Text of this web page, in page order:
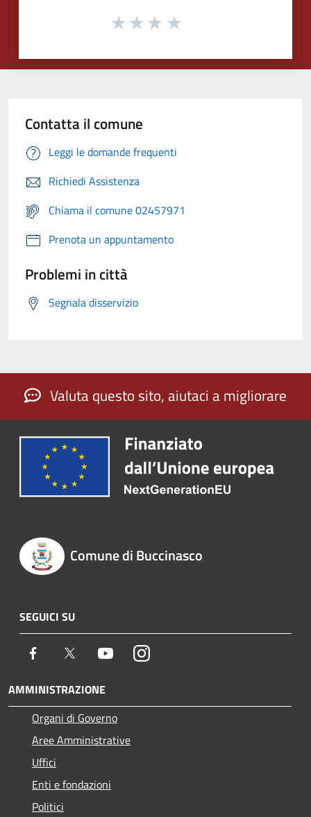
Contatta il comune
Leggi le domande frequenti
Richiedi Assistenza
Chiama il comune 02457971
Prenota un appuntamento
Problemi in città
Segnala disservizio
Valuta questo sito, aiutaci a migliorare
Comune di Buccinasco
SEGUICI SU
Facebook Twitter YoutubeInstagram
AMMINISTRAZIONE
Organi di Governo
Aree Amministrative
Uffici
Enti e fondazioni
Politici